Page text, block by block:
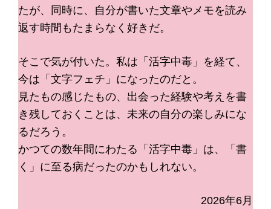
たが、同時に、自分が書いた文章やメモを読み
返す時間もたまらなく好きだ。
そこで気が付いた。私は「活字中毒」を経て、
今は「文字フェチ」になったのだと。
見たもの感じたもの、出会った経験や考えを書
き残しておくことは、未来の自分の楽しみにな
るだろう。
かつての数年間にわたる「活字中毒」は、「書
く」に至る病だったのかもしれない。
2026年6月